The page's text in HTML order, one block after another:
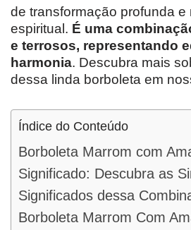
de transformação profunda e
espiritual. É uma
e terrosos, representando
harmonia. Descubra mais
dessa linda borboleta em
Índice do Conteúdo
Borboleta Marrom com
Significado: Descubra as
Significados dessa
Borboleta Marrom Com